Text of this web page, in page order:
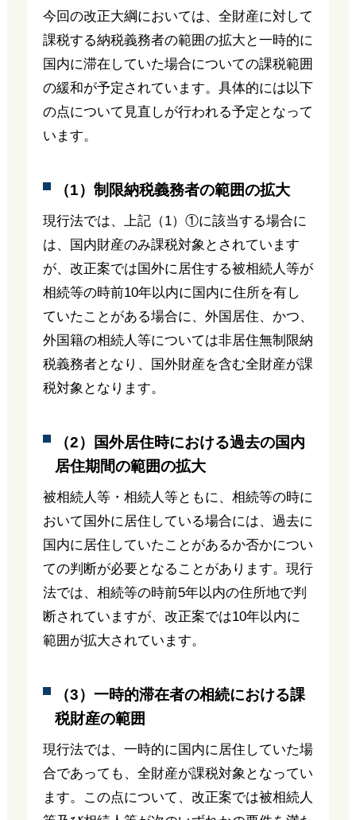
今回の改正大綱においては、全財産に対して
課税する納税義務者の範囲の拡大と一時的に
国内に滞在していた場合についての課税範囲
の緩和が予定されています。具体的には以下
の点について見直しが行われる予定となって
います。
（1）制限納税義務者の範囲の拡大
現行法では、上記（1）①に該当する場合に
は、国内財産のみ課税対象とされています
が、改正案では国外に居住する被相続人等が
相続等の時前10年以内に国内に住所を有し
ていたことがある場合に、外国居住、かつ、
外国籍の相続人等については非居住無制限納
税義務者となり、国外財産を含む全財産が課
税対象となります。
（2）国外居住時における過去の国内
居住期間の範囲の拡大
被相続人等・相続人等ともに、相続等の時に
おいて国外に居住している場合には、過去に
国内に居住していたことがあるか否かについ
ての判断が必要となることがあります。現行
法では、相続等の時前5年以内の住所地で判
断されていますが、改正案では10年以内に
範囲が拡大されています。
（3）一時的滞在者の相続における課
税財産の範囲
現行法では、一時的に国内に居住していた場
合であっても、全財産が課税対象となってい
ます。この点について、改正案では被相続人